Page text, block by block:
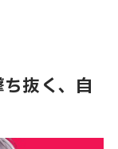
抜く、自